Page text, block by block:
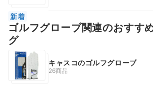
新着
ゴルフグローブ関連のおすす
グ
キャスコのゴルフグローブ
26商品